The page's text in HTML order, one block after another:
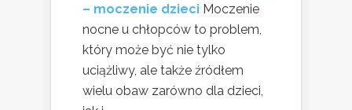
– moczenie dzieci Moczenie
nocne u chłopców to problem,
który może być nie tylko
uciążliwy, ale także źródłem
wielu obaw zarówno dla dzieci,